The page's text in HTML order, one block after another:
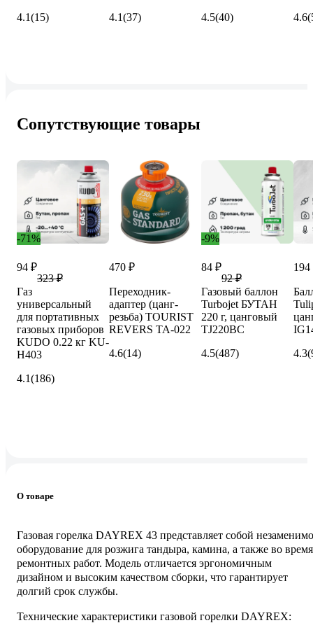
4.1(15)
4.1(37)
4.5(40)
4.6
Сопутствующие товары
-71%
94 ₽
323 ₽
Газ
универсальный
для портативных
газовых приборов
KUDO 0.22 кг KU-
H403
4.1(186)
470 ₽
Переходник-
адаптер (цанг-
резьба) TOURIST
REVERS TA-022
4.6(14)
-9%
84 ₽
92 ₽
Газовый баллон
Turbojet БУТАН
220 г, цанговый
TJ220BC
4.5(487)
194
4.3
О товаре
Газовая горелка DAYREX 43 представляет собой
оборудование для розжига тандыра, камина, а также во время
ремонтных работ. Модель отличается эргономичным
дизайном и высоким качеством сборки, что гарантирует
долгий срок службы.
Технические характеристики газовой горелки DAYREX: